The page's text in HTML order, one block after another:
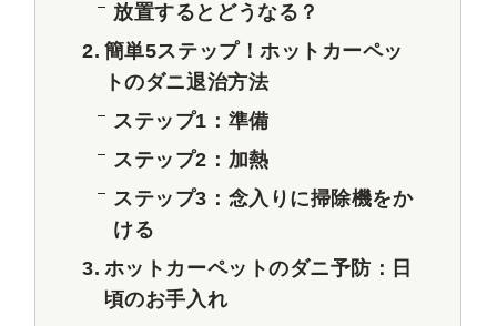
放置するとどうなる？
簡単5ステップ！ホットカーペッ
トのダニ退治方法
ステップ1：準備
ステップ2：加熱
ステップ3：念入りに掃除機をか
ける
ホットカーペットのダニ予防：日
頃のお手入れ